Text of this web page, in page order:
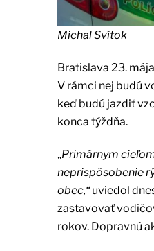
Michal Svítok
Bratislava 23.
V rámci nej budú
keď budú jazdiť
konca týždňa.
„Primárnym
neprispôsobenie
obec,“uviedol
zastavovať
rokov. Dopravnú